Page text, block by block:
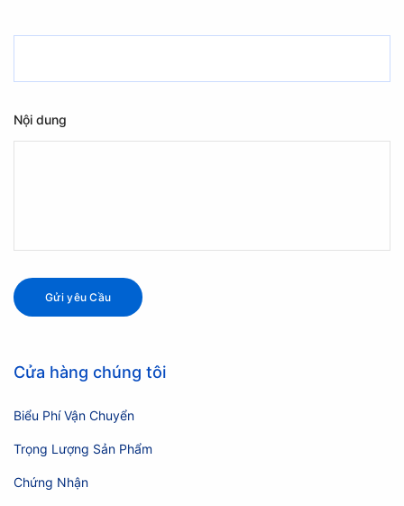
Nội dung
Cửa hàng chúng tôi
Biểu Phí Vận Chuyển
Trọng Lượng Sản Phẩm
Chứng Nhận